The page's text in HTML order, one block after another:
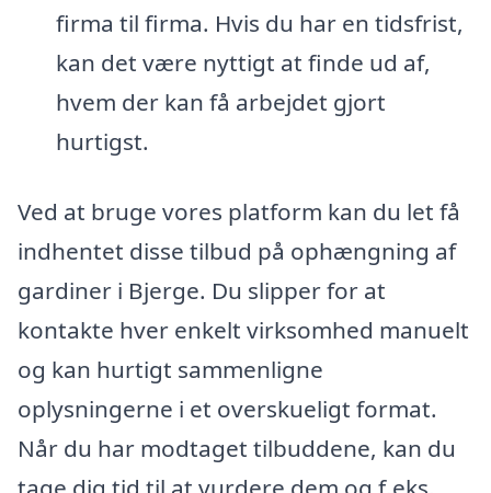
firma til firma. Hvis du har en tidsfrist,
kan det være nyttigt at finde ud af,
hvem der kan få arbejdet gjort
hurtigst.
Ved at bruge vores platform kan du let få
indhentet disse tilbud på ophængning af
gardiner i Bjerge. Du slipper for at
kontakte hver enkelt virksomhed manuelt
og kan hurtigt sammenligne
oplysningerne i et overskueligt format.
Når du har modtaget tilbuddene, kan du